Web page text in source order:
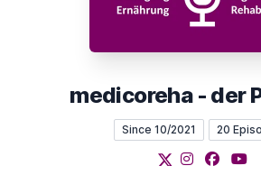
medicoreha - der
Since 10/2021 20
X Instagram